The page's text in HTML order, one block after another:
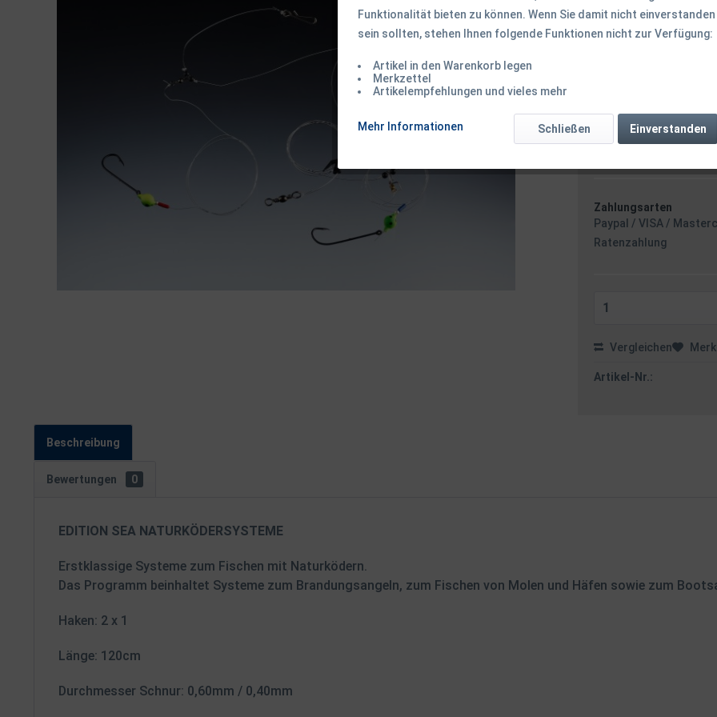
2,90 € *
Sofort
Versand am
Zahlungsarten
Paypal / VISA /
Ratenzahlung
Vergleichen
Artikel-Nr.:
Beschreibung
Bewertungen 0
EDITION SEA NATURKÖDERSYSTEME
Erstklassige Systeme zum Fischen mit Naturködern.
Das Programm beinhaltet Systeme zum Brandungsangeln, zum Fischen von Molen und Häfen sowie zum
Haken: 2 x 1
Länge: 120cm
Durchmesser Schnur: 0,60mm / 0,40mm
Funktionalität bieten zu können. Wenn Sie damit nicht einverstanden
sein sollten, stehen Ihnen folgende Funktionen nicht zur Verfügung:
Artikel in den Warenkorb legen
Merkzettel
Artikelempfehlungen und vieles mehr
Mehr Informationen Einverstanden
Schließen